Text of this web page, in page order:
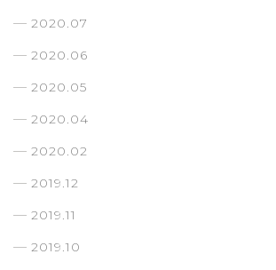
2020.07
2020.06
2020.05
2020.04
2020.02
2019.12
2019.11
2019.10